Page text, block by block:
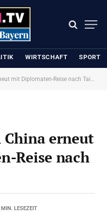
WIRTSCHAFT SPORT
mit Diplomaten-Reise nach Taiwan
China erneut
Reise nach
MIN. LESEZEIT